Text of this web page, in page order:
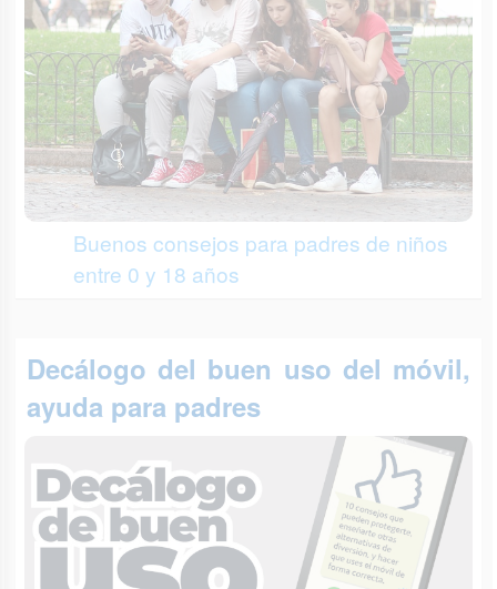
Buenos consejos para padres de niños
entre 0 y 18 años
Decálogo del buen uso del móvil,
ayuda para padres